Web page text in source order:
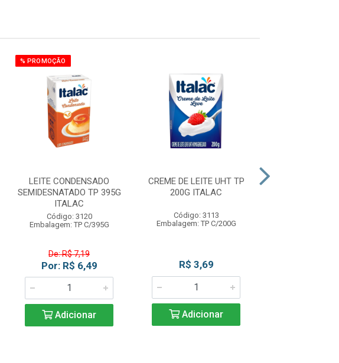
% PROMOÇÃO
LEITE CONDENSADO
SEMIDESNATADO TP 395G
ITALAC
Código: 3120
Embalagem: TP C/395G
De: R$ 7,19
Por: R$ 6,49
Adicionar
CREME DE LEITE UHT TP
200G ITALAC
Código: 3113
Embalagem: TP C/200G
R$ 3,69
Adicionar